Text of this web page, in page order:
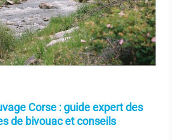
Corse : guide expert des
de bivouac et conseils